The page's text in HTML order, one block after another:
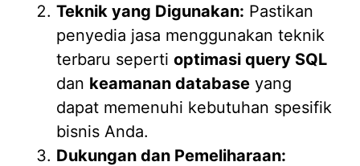
Teknik yang Digunakan: Pastikan
penyedia jasa menggunakan teknik
terbaru seperti optimasi query SQL
dan keamanan database yang
dapat memenuhi kebutuhan spesifik
bisnis Anda.
Dukungan dan Pemeliharaan: